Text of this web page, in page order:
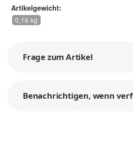
Artikelgewicht:
0,16 kg
Frage zum Artikel
Benachrichtigen, wenn